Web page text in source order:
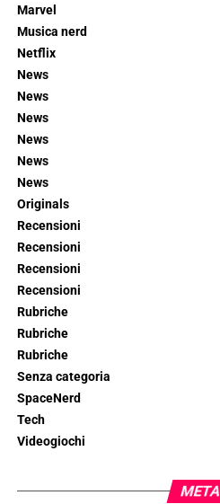
Marvel
Musica nerd
Netflix
News
News
News
News
News
News
Originals
Recensioni
Recensioni
Recensioni
Recensioni
Rubriche
Rubriche
Rubriche
Senza categoria
SpaceNerd
Tech
Videogiochi
META